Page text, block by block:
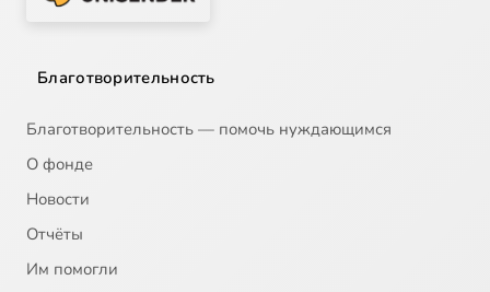
Благотворительность
Благотворительность — помочь нуждающимся
О фонде
Новости
Отчёты
Им помогли